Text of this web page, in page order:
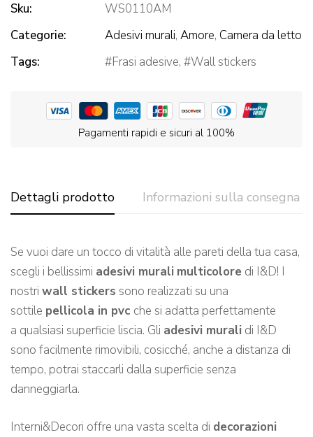
Sku:
WS0110AM
Categorie:
Adesivi murali, Amore, Camera da letto
Tags:
Frasi adesive, Wall stickers
Pagamenti rapidi e sicuri al 100%
Dettagli prodotto Informazioni sulla consegna
Se vuoi dare un tocco di vitalità alle pareti della tua casa,
scegli i bellissimi adesivi murali multicolore di I&D! I
nostri wall stickers sono realizzati su una
sottile pellicola in pvc che si adatta perfettamente
a qualsiasi superficie liscia. Gli adesivi murali di I&D
sono facilmente rimovibili, cosicché, anche a distanza di
tempo, potrai staccarli dalla superficie senza
danneggiarla.
Interni&Decori offre una vasta scelta di decorazioni